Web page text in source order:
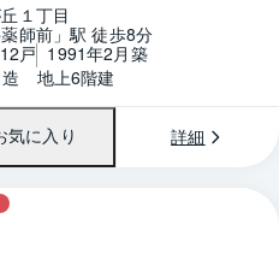
１丁目
師前」駅 徒歩8分
12戸 1991年2月築
　地上6階建
気に入り 詳細
1 / 0 間取り